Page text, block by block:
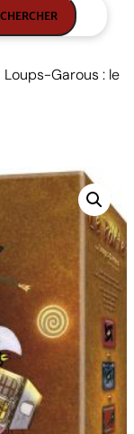
Loups-Garous : le